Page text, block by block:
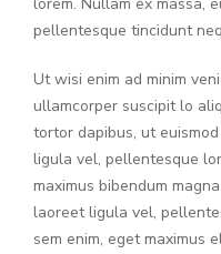
lorem. Nullam ex massa,
pellentesque tincidunt
Ut wisi enim ad minim
ullamcorper suscipit lo
tortor dapibus, ut
ligula vel, pellentesque
maximus bibendum
laoreet ligula vel,
sem enim, eget maximus